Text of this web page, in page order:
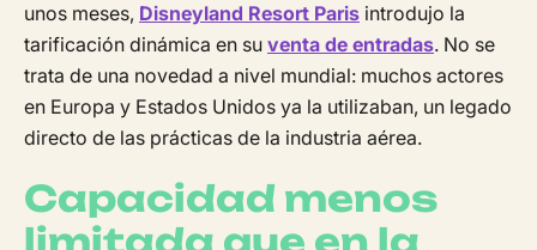
unos meses, Disneyland Resort Paris introdujo la
tarificación dinámica en su venta de entradas. No se
trata de una novedad a nivel mundial: muchos actores
en Europa y Estados Unidos ya la utilizaban, un legado
directo de las prácticas de la industria aérea.
Capacidad menos
limitada que en la